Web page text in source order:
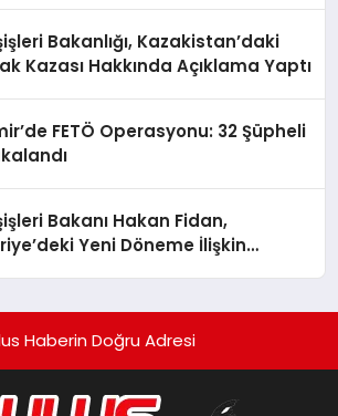
Bakanlığı, Kazakistan’daki
Kazası Hakkında Açıklama Yaptı
FETÖ Operasyonu: 32 Şüpheli
Bakanı Hakan Fidan,
Yeni Döneme İlişkin
Haberin Doğru Adresi